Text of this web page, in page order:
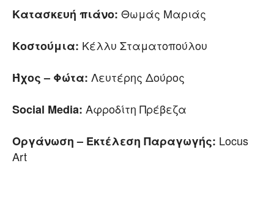
Κατασκευή πιάνο: Θωμάς Μαριάς
Κοστούμια: Κέλλυ Σταματοπούλου
Ήχος – Φώτα: Λευτέρης Δούρος
Social Media: Αφροδίτη Πρέβεζα
Οργάνωση– Εκτέλεση Παραγωγής: Locus
Art